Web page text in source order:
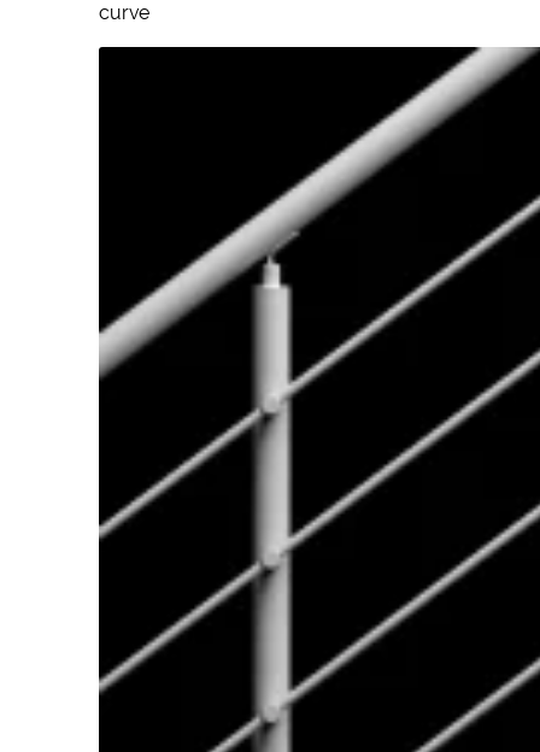
curve